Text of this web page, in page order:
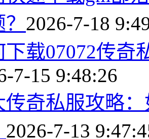
2026-7-18
下载07072传奇
7-15 9:48:26
传奇私服攻略
2026-7-13